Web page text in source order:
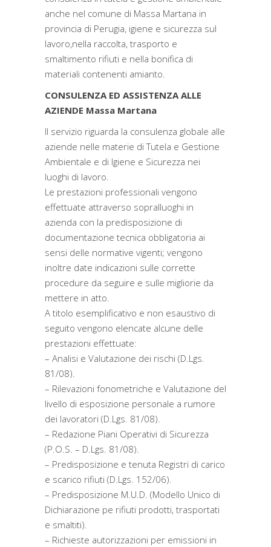
anche nel comune di Massa Martana in
provincia di Perugia, igiene e sicurezza sul
lavoro,nella raccolta, trasporto e
smaltimento rifiuti e nella bonifica di
materiali contenenti amianto.
CONSULENZA ED ASSISTENZA ALLE
AZIENDE Massa Martana
Il servizio riguarda la consulenza globale alle
aziende nelle materie di Tutela e Gestione
Ambientale e di Igiene e Sicurezza nei
luoghi di lavoro.
Le prestazioni professionali vengono
effettuate attraverso sopralluoghi in
azienda con la predisposizione di
documentazione tecnica obbligatoria ai
sensi delle normative vigenti; vengono
inoltre date indicazioni sulle corrette
procedure da seguire e sulle migliorie da
mettere in atto.
A titolo esemplificativo e non esaustivo di
seguito vengono elencate alcune delle
prestazioni effettuate:
– Analisi e Valutazione dei rischi (D.Lgs.
81/08).
– Rilevazioni fonometriche e Valutazione del
livello di esposizione personale a rumore
dei lavoratori (D.Lgs. 81/08).
– Redazione Piani Operativi di Sicurezza
(P.O.S. – D.Lgs. 81/08).
– Predisposizione e tenuta Registri di carico
e scarico rifiuti (D.Lgs. 152/06).
– Predisposizione M.U.D. (Modello Unico di
Dichiarazione pe rifiuti prodotti, trasportati
e smaltiti).
– Richieste autorizzazioni per emissioni in